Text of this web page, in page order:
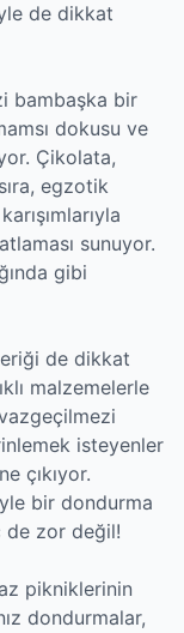
de dikkat
bambaşka bir
dokusu ve
Çikolata,
egzotik
sunuyor.
gibi
de dikkat
malzemelerle
isteyenler
çıkıyor.
bir dondurma
de zor değil!
pikniklerinin
dondurmalar,